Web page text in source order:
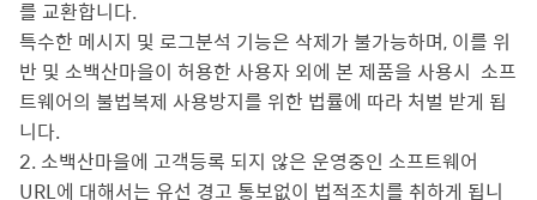
를 교환합니다.
특수한 메시지 및 로그분석 기능은 삭제가 불가능하며, 이를 위
반 및 소백산마을이 허용한 사용자 외에 본 제품을 사용시 소프
트웨어의 불법복제 사용방지를 위한 법률에 따라 처벌 받게 됩
니다.
2. 소백산마을에 고객등록 되지 않은 운영중인 소프트웨어
URL에 대해서는 유선 경고 통보없이 법적조치를 취하게 됩니